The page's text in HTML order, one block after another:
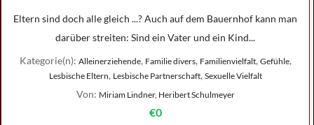
Eltern sind doch alle gleich ...? Auch auf dem Bauernhof kann man
darüber streiten: Sind ein Vater und ein Kind...
Kategorie(n): Alleinerziehende, Familie divers, Familienvielfalt, Gefühle,
Lesbische Eltern, Lesbische Partnerschaft, Sexuelle Vielfalt
Von: Miriam Lindner, Heribert Schulmeyer
€0